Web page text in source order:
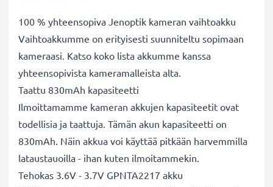
100 % yhteensopiva Jenoptik kameran vaihtoakku
Vaihtoakkumme on erityisesti suunniteltu sopimaan
kameraasi. Katso koko lista akkumme kanssa
yhteensopivista kameramalleista alta.
Taattu 830mAh kapasiteetti
Ilmoittamamme kameran akkujen kapasiteetit ovat
todellisia ja taattuja. Tämän akun kapasiteetti on
830mAh. Näin akkua voi käyttää pitkään harvemmilla
lataustauoilla - ihan kuten ilmoitammekin.
Tehokas 3.6V - 3.7V GPNTA2217 akku